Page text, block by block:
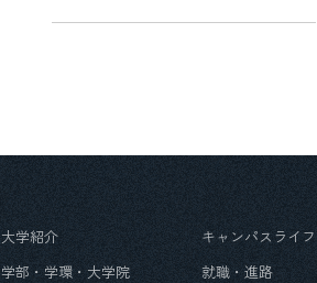
大学紹介
学部・学環・大学院
キャンパスライフ
就職・進路